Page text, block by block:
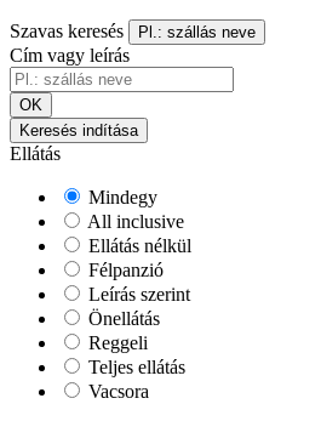
Szavas keresés Pl.: szállás neve
Cím vagy leírás
OK
Keresés indítása
Ellátás
Mindegy
All inclusive
Ellátás nélkül
Félpanzió
Leírás szerint
Önellátás
Reggeli
Teljes ellátás
Vacsora